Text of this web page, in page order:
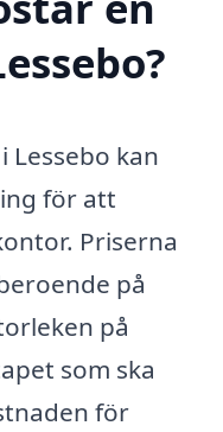
Lessebo kan
för att
Priserna
på
på
som ska
för